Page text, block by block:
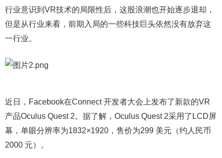
行业意识到VR技术的局限性后，这股浪潮也开始逐步退却，
但是从行业来看，前期入局的一些科技巨头依然没有放弃这
一行业。
近日，Facebook在Connect 开发者大会上发布了新款的VR
产品Oculus Quest 2。据了解，Oculus Quest 2采用了LCD屏
幕，单眼分辨率为1832×1920，售价为299 美元（约人民币
2000 元）。